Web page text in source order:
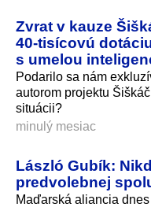
Zvrat v kauze
40-tisícovú
s umelou
Podarilo sa nám
autorom projektu
situácii?
minulý mesiac
László Gubík:
predvolebnej
Maďarská aliancia